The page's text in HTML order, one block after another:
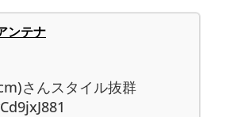
ンテナ
さんスタイル抜群